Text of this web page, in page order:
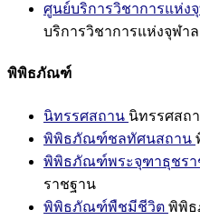
ศูนย์บริการวิชาการแห่ง
บริการวิชาการแห่งจุฬา
พิพิธภัณฑ์
นิทรรศสถาน นิทรรศสถ
พิพิธภัณฑ์ชลทัศนสถาน
พิพิธภัณฑ์พระจุฑาธุชรา
ราชฐาน
พิพิธภัณฑ์พืชมีชีวิต พิพิ